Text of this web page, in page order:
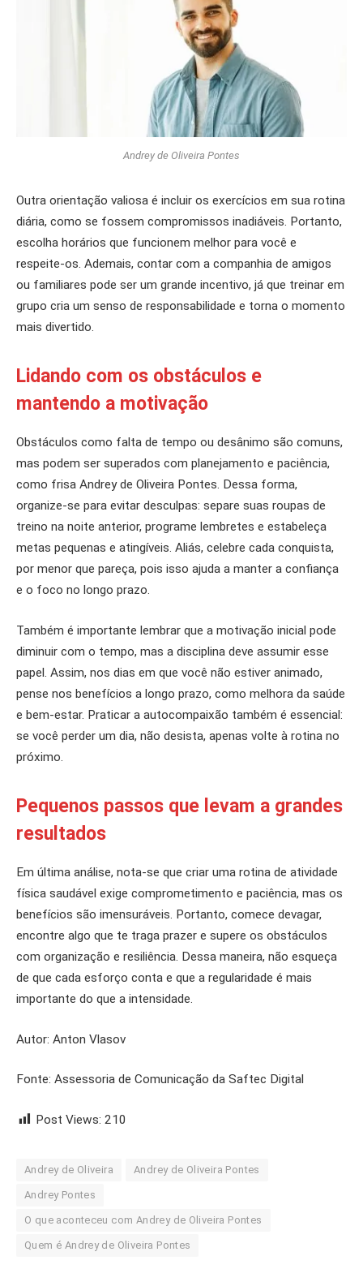
Andrey de Oliveira Pontes
Outra orientação valiosa é incluir os exercícios em sua rotina
diária, como se fossem compromissos inadiáveis. Portanto,
escolha horários que funcionem melhor para você e
respeite-os. Ademais, contar com a companhia de amigos
ou familiares pode ser um grande incentivo, já que treinar em
grupo cria um senso de responsabilidade e torna o momento
mais divertido.
Lidando com os obstáculos e
mantendo a motivação
Obstáculos como falta de tempo ou desânimo são comuns,
mas podem ser superados com planejamento e paciência,
como frisa Andrey de Oliveira Pontes. Dessa forma,
organize-se para evitar desculpas: separe suas roupas de
treino na noite anterior, programe lembretes e estabeleça
metas pequenas e atingíveis. Aliás, celebre cada conquista,
por menor que pareça, pois isso ajuda a manter a confiança
e o foco no longo prazo.
Também é importante lembrar que a motivação inicial pode
diminuir com o tempo, mas a disciplina deve assumir esse
papel. Assim, nos dias em que você não estiver animado,
pense nos benefícios a longo prazo, como melhora da saúde
e bem-estar. Praticar a autocompaixão também é essencial:
se você perder um dia, não desista, apenas volte à rotina no
próximo.
Pequenos passos que levam a grandes
resultados
Em última análise, nota-se que criar uma rotina de atividade
física saudável exige comprometimento e paciência, mas os
benefícios são imensuráveis. Portanto, comece devagar,
encontre algo que te traga prazer e supere os obstáculos
com organização e resiliência. Dessa maneira, não esqueça
de que cada esforço conta e que a regularidade é mais
importante do que a intensidade.
Autor: Anton Vlasov
Fonte: Assessoria de Comunicação da Saftec Digital
Post Views: 210
Andrey de Oliveira Andrey de Oliveira Pontes
Andrey Pontes
O que aconteceu com Andrey de Oliveira Pontes
Quem é Andrey de Oliveira Pontes